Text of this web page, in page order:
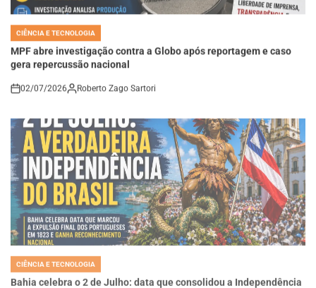
IN
CIÊNCIA E TECNOLOGIA
MPF abre investigação contra a Globo após reportagem e caso
gera repercussão nacional
02/07/2026 Roberto Zago Sartori
POSTED
CIÊNCIA E TECNOLOGIA
Bahia celebra o 2 de Julho: data que consolidou a Independência
do Brasil ganha reconhecimento nacional